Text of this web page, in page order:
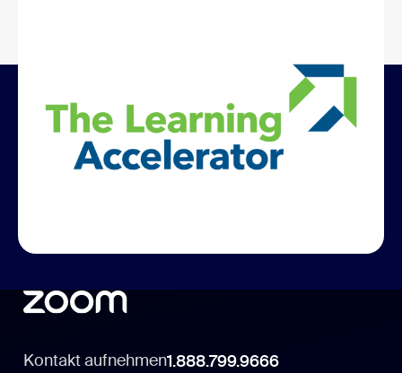
Entwickelt mit The Learning
Accelerator
Kontakt aufnehmen1.888.799.9666